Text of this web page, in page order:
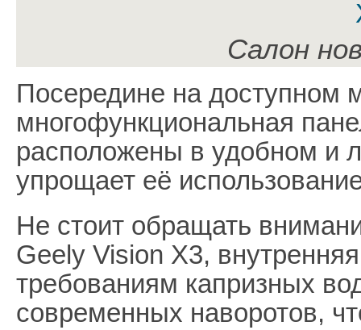
Салон
Посередине на доступном
многофункциональная
расположены в удобном и
упрощает её
Не стоит обращать
Geely Vision X3,
требованиям капризных
современных наворотов,